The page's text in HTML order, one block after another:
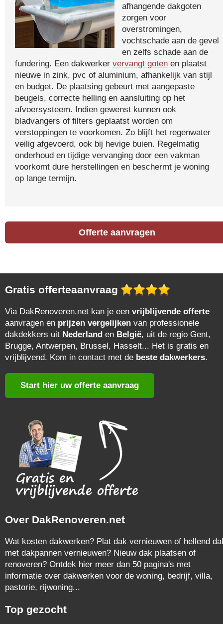
afhangende dakgoten
zorgen voor
overstromingen,
vochtschade aan de gevel
en zelfs schade aan de
fundering. Een dakwerker vervangt goten en plaatst
nieuwe in zink, pvc of aluminium, afhankelijk van stijl
en budget. De plaatsing gebeurt met aangepaste
beugels, correcte helling en aansluiting op het
afvoersysteem. Indien gewenst kunnen ook
bladvangers of filters geplaatst worden om
verstoppingen te voorkomen. Zo blijft het regenwater
veilig afgevoerd, ook bij hevige buien. Regelmatig
onderhoud en tijdige vervanging door een vakman
voorkomt dure herstellingen en beschermt je woning
op lange termijn.
Offerte aanvragen
Gratis offerteaanvraag
Via DakRenoveren.net kan je een vrijblijvende offerte
aanvragen en prijzen vergelijken van professionele
dakdekkers uit Nederland en België, uit de regio Gent,
Brugge, Antwerpen, Brussel, Hasselt... Het is gratis en
vrijblijvend. Kom in contact met de beste dakwerkers.
Start hier uw offerte aanvraag
Over DakRenoveren.net
Wat kosten dakwerken? Plat dak vernieuwen of hellend
met dakpannen vernieuwen? Nieuw dak plaatsen of
renoveren? Ontdek hier meer dan 50 pagina's met
informatie over dakwerken voor de woning, bedrijf, villa,
pastorie, rijwoning...
Top gezocht